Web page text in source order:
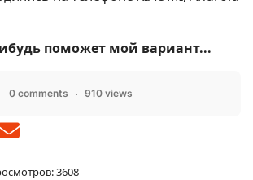
поможет мой вариант...
0 comments 910 views
3608